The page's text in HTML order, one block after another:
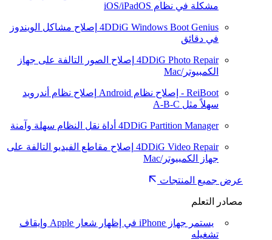
مشكلة في نظام iOS/iPadOS
4DDiG Windows Boot Genius إصلاح مشاكل الويندوز
في دقائق
4DDiG Photo Repair إصلاح الصور التالفة على جهاز
الكمبيوتر/Mac
ReiBoot - إصلاح نظام Android
إصلاح نظام أندرويد
سهلاً مثل A-B-C
4DDiG Partition Manager أداة نقل النظام سهلة وآمنة
4DDiG Video Repair إصلاح مقاطع الفيديو التالفة على
جهاز الكمبيوتر/Mac
عرض جميع المنتجات
مصادر التعلم
يستمر جهاز iPhone في إظهار شعار Apple وإيقاف
تشغيله